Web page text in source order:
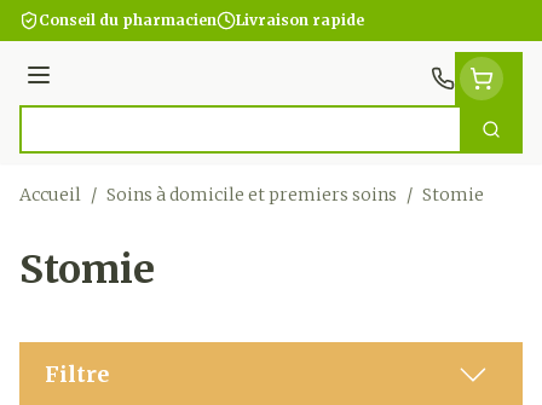
Aller au contenu
Conseil du pharmacien Livraison rapide
Menu
Accueil / Soins à domicile et premiers soins / Stomie
Stomie
Filtre